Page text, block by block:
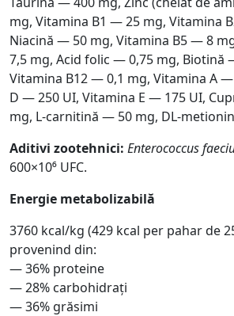
mg, Vitamina B1 — 25 mg, Vitamina
Niacină — 50 mg, Vitamina B5 — 8
7,5 mg, Acid folic — 0,75 mg, Biotină
Vitamina B12 — 0,1 mg, Vitamina A
D — 250 UI, Vitamina E — 175 UI,
mg, L-carnitină — 50 mg, DL-
Aditivi zootehnici: Enterococcus
600×10⁶ UFC.
Energie metabolizabilă
3760 kcal/kg (429 kcal per pahar de
provenind din:
— 36% proteine
— 28% carbohidrați
— 36% grăsimi